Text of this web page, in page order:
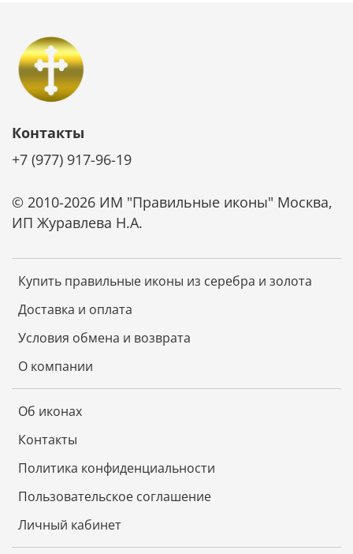
Купить правильные иконы из серебра и золота
Доставка и оплата
Условия обмена и возврата
О компании
Об иконах
Контакты
Политика конфиденциальности
Пользовательское соглашение
Личный кабинет
Контакты
+7 (977) 917-96-19
© 2010-2026 ИМ "Правильные иконы" Москва,
ИП Журавлева Н.А.